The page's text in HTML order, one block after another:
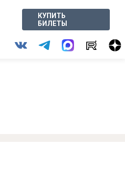
КУПИТЬ
БИЛЕТЫ